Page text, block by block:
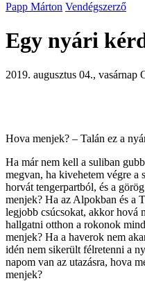
Papp Márton Vendégszerző
Egy nyári
2019. augusztus 04., vasárnap
Hova menjek? – Talán ez a
Ha már nem kell a suliban
megvan, ha kivehetem végre a
horvát tengerpartból, és a
menjek? Ha az Alpokban és a
legjobb csúcsokat, akkor hová
hallgatni otthon a rokonok
menjek? Ha a haverok nem
idén nem sikerült félretenni a
napom van az utazásra, hova
menjek?